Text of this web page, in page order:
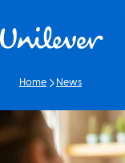
Home News